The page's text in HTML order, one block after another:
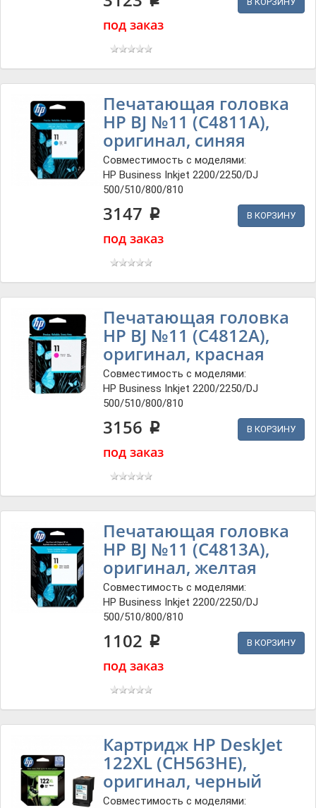
под заказ
Печатающая головка
HP BJ №11 (C4811A),
оригинал, синяя
Совместимость с моделями:
HP Business Inkjet 2200/2250/DJ
500/510/800/810
3147 p
под заказ
В КОРЗИНУ
Печатающая головка
HP BJ №11 (C4812A),
оригинал, красная
Совместимость с моделями:
HP Business Inkjet 2200/2250/DJ
500/510/800/810
3156 p
под заказ
В КОРЗИНУ
Печатающая головка
HP BJ №11 (C4813A),
оригинал, желтая
Совместимость с моделями:
HP Business Inkjet 2200/2250/DJ
500/510/800/810
1102 p
под заказ
В КОРЗИНУ
Картридж HP DeskJet
122XL (CH563HE),
оригинал, черный
Совместимость с моделями: